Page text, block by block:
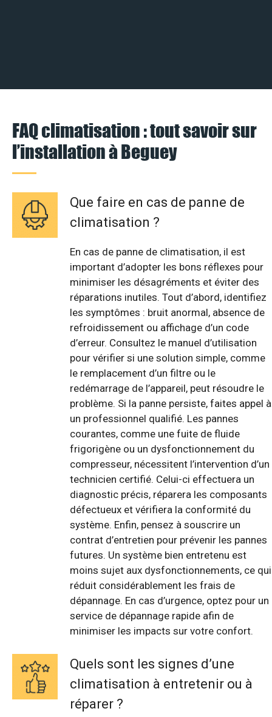
FAQ climatisation : tout savoir sur
l’installation à Beguey
Que faire en cas de panne de
climatisation ?
En cas de panne de climatisation, il est
important d’adopter les bons réflexes pour
minimiser les désagréments et éviter des
réparations inutiles. Tout d’abord, identifiez
les symptômes : bruit anormal, absence de
refroidissement ou affichage d’un code
d’erreur. Consultez le manuel d’utilisation
pour vérifier si une solution simple, comme
le remplacement d’un filtre ou le
redémarrage de l’appareil, peut résoudre le
problème. Si la panne persiste, faites appel à
un professionnel qualifié. Les pannes
courantes, comme une fuite de fluide
frigorigène ou un dysfonctionnement du
compresseur, nécessitent l’intervention d’un
technicien certifié. Celui-ci effectuera un
diagnostic précis, réparera les composants
défectueux et vérifiera la conformité du
système. Enfin, pensez à souscrire un
contrat d’entretien pour prévenir les pannes
futures. Un système bien entretenu est
moins sujet aux dysfonctionnements, ce qui
réduit considérablement les frais de
dépannage. En cas d’urgence, optez pour un
service de dépannage rapide afin de
minimiser les impacts sur votre confort.
Quels sont les signes d’une
climatisation à entretenir ou à
réparer ?